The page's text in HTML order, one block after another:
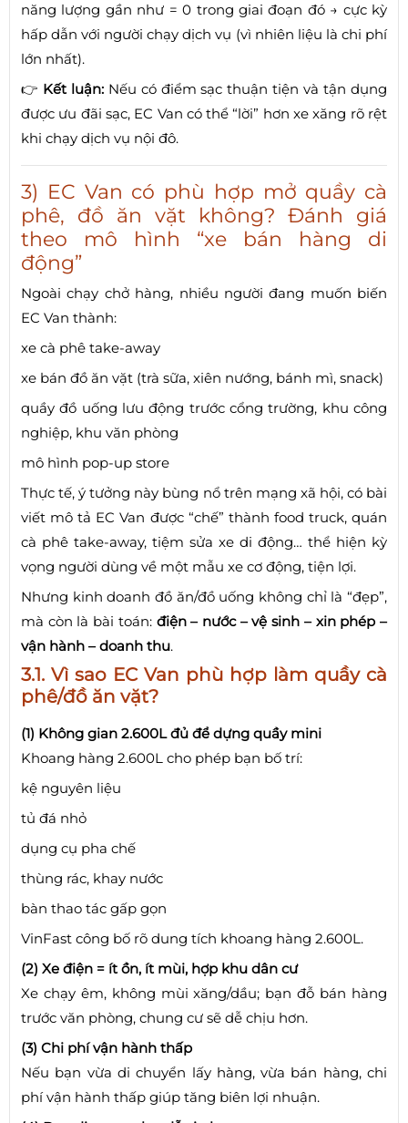
năng lượng gần như = 0 trong giai đoạn đó → cực kỳ
hấp dẫn với người chạy dịch vụ (vì nhiên liệu là chi phí
lớn nhất).
👉 Kết luận:Nếu có điểm sạc thuận tiện và tận dụng
được ưu đãi sạc, EC Van có thể “lời” hơn xe xăng rõ rệt
khi chạy dịch vụ nội đô.
3) EC Van có phù hợp mở quầy cà
phê, đồ ăn vặt không? Đánh giá
theo mô hình “xe bán hàng di
động”
Ngoài chạy chở hàng, nhiều người đang muốn biến
EC Van thành:
xe cà phê take-away
xe bán đồ ăn vặt (trà sữa, xiên nướng, bánh mì, snack)
quầy đồ uống lưu động trước cổng trường, khu công
nghiệp, khu văn phòng
mô hình pop-up store
Thực tế, ý tưởng này bùng nổ trên mạng xã hội, có bài
viết mô tả EC Van được “chế” thành food truck, quán
cà phê take-away, tiệm sửa xe di động… thể hiện kỳ
vọng người dùng về một mẫu xe cơ động, tiện lợi.
Nhưng kinh doanh đồ ăn/đồ uống không chỉ là “đẹp”,
mà còn là bài toán: điện – nước – vệ sinh – xin phép –
vận hành – doanh thu.
3.1. Vì sao EC Van phù hợp làm quầy cà
phê/đồ ăn vặt?
(1) Không gian 2.600L đủ để dựng quầy mini
Khoang hàng 2.600L cho phép bạn bố trí:
kệ nguyên liệu
tủ đá nhỏ
dụng cụ pha chế
thùng rác, khay nước
bàn thao tác gấp gọn
VinFast công bố rõ dung tích khoang hàng 2.600L.
(2) Xe điện = ít ồn, ít mùi, hợp khu dân cư
Xe chạy êm, không mùi xăng/dầu; bạn đỗ bán hàng
trước văn phòng, chung cư sẽ dễ chịu hơn.
(3) Chi phí vận hành thấp
Nếu bạn vừa di chuyển lấy hàng, vừa bán hàng, chi
phí vận hành thấp giúp tăng biên lợi nhuận.